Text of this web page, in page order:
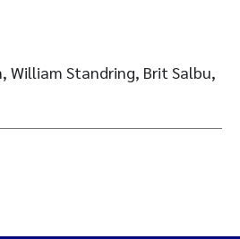
William Standring, Brit Salbu,